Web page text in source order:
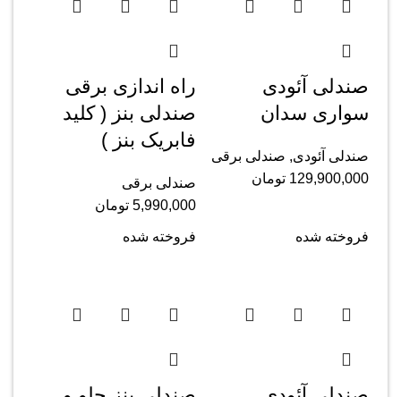
صندلی آئودی
سواری سدان
صندلی آئودی, صندلی برقی
129,900,000 تومان
راه اندازی برقی
صندلی بنز ( کلید
فابریک بنز )
صندلی برقی
5,990,000 تومان
فروخته شده فروخته شده